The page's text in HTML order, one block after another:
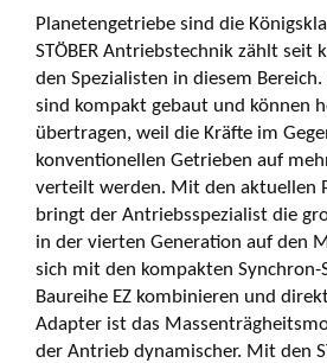
Planetengetriebe sind die
STÖBER Antriebstechnik zählt seit
den Spezialisten in diesem
sind kompakt gebaut und können
übertragen, weil die Kräfte im
konventionellen Getrieben auf
verteilt werden. Mit den aktuellen
bringt der Antriebsspezialist die
in der vierten Generation auf den
sich mit den kompakten
Baureihe EZ kombinieren und
Adapter ist das
der Antrieb dynamischer. Mit den